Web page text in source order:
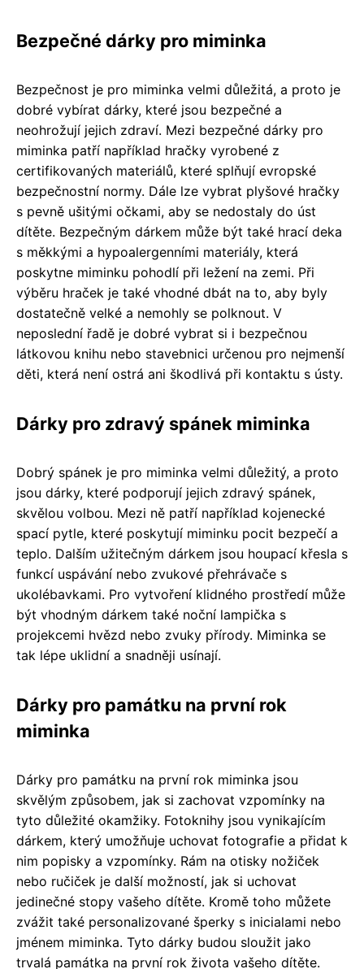
Bezpečné dárky pro miminka
Bezpečnost je pro miminka velmi důležitá, a proto je
dobré vybírat dárky, které jsou bezpečné a
neohrožují jejich zdraví. Mezi bezpečné dárky pro
miminka patří například hračky vyrobené z
certifikovaných materiálů, které splňují evropské
bezpečnostní normy. Dále lze vybrat plyšové hračky
s pevně ušitými očkami, aby se nedostaly do úst
dítěte. Bezpečným dárkem může být také hrací deka
s měkkými a hypoalergenními materiály, která
poskytne miminku pohodlí při ležení na zemi. Při
výběru hraček je také vhodné dbát na to, aby byly
dostatečně velké a nemohly se polknout. V
neposlední řadě je dobré vybrat si i bezpečnou
látkovou knihu nebo stavebnici určenou pro nejmenší
děti, která není ostrá ani škodlivá při kontaktu s ústy.
Dárky pro zdravý spánek miminka
Dobrý spánek je pro miminka velmi důležitý, a proto
jsou dárky, které podporují jejich zdravý spánek,
skvělou volbou. Mezi ně patří například kojenecké
spací pytle, které poskytují miminku pocit bezpečí a
teplo. Dalším užitečným dárkem jsou houpací křesla s
funkcí uspávání nebo zvukové přehrávače s
ukolébavkami. Pro vytvoření klidného prostředí může
být vhodným dárkem také noční lampička s
projekcemi hvězd nebo zvuky přírody. Miminka se
tak lépe uklidní a snadněji usínají.
Dárky pro památku na první rok
miminka
Dárky pro památku na první rok miminka jsou
skvělým způsobem, jak si zachovat vzpomínky na
tyto důležité okamžiky. Fotoknihy jsou vynikajícím
dárkem, který umožňuje uchovat fotografie a přidat k
nim popisky a vzpomínky. Rám na otisky nožiček
nebo ručiček je další možností, jak si uchovat
jedinečné stopy vašeho dítěte. Kromě toho můžete
zvážit také personalizované šperky s inicialami nebo
jménem miminka. Tyto dárky budou sloužit jako
trvalá památka na první rok života vašeho dítěte.